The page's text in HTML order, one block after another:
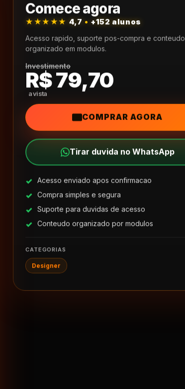
Comece agora
★★★★★ 4,7 • +152 alunos
Acesso rapido, suporte pos-compra e conteudo
organizado em modulos.
Investimento
R$ 79,70
COMPRAR AGORA
Tirar duvida no WhatsApp
Acesso enviado apos confirmacao
Compra simples e segura
Suporte para duvidas de acesso
Conteudo organizado por modulos
CATEGORIAS
Designer